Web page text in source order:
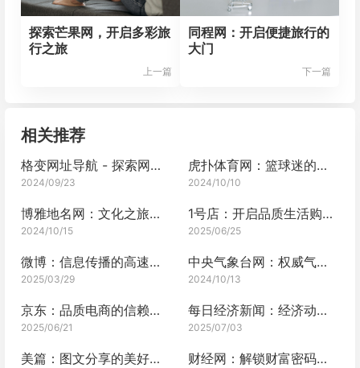
探索芒果网，开启多彩旅
行之旅
上一篇
同程网：开启便捷旅行的
大门
下一篇
相关推荐
格变网址导航 - 探索网络世界的全新视角
2024/09/23
虎扑体育网：篮球迷的天堂
2024/10/10
博雅地名网：文化之旅的起点
2024/10/15
1号店：开启品质生活购物之旅
2025/06/25
微博：信息传播的高速通道
2025/03/29
中央气象台网：权威气象信息源
2024/10/13
京东：品质电商的信赖之选
2025/06/21
每日经济新闻：经济动态的及时播报
2025/07/03
美篇：图文分享的美好空间 财经网：解锁财富密码的专业资讯宝库